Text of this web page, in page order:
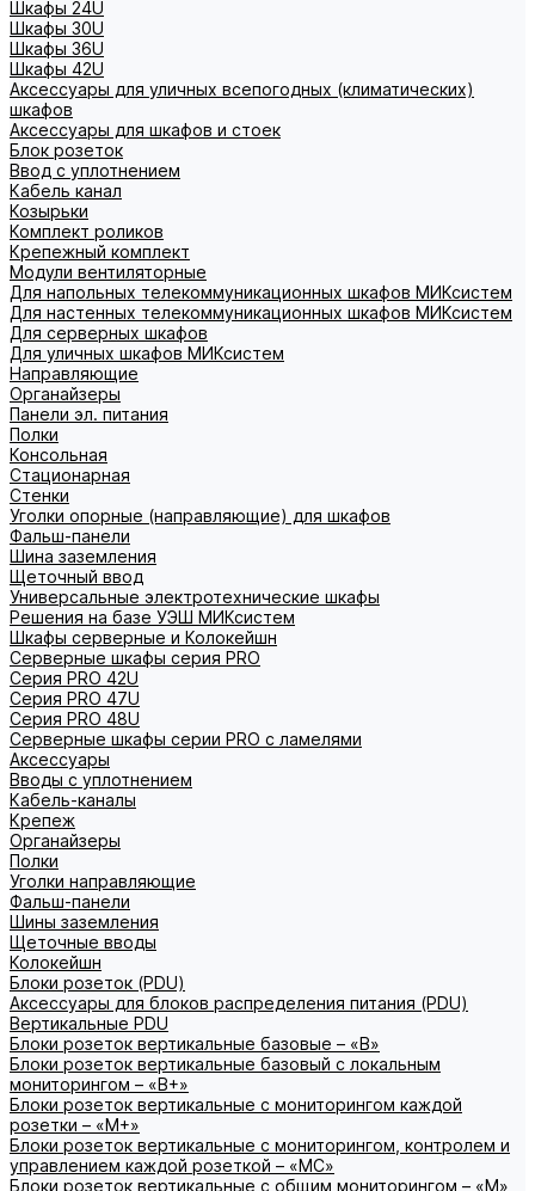
Шкафы 24U
Шкафы 30U
Шкафы 36U
Шкафы 42U
Аксессуары для уличных всепогодных (климатических)
шкафов
Аксессуары для шкафов и стоек
Блок розеток
Ввод с уплотнением
Кабель канал
Козырьки
Комплект роликов
Крепежный комплект
Модули вентиляторные
Для напольных телекоммуникационных шкафов МИКсистем
Для настенных телекоммуникационных шкафов МИКсистем
Для серверных шкафов
Для уличных шкафов МИКсистем
Направляющие
Органайзеры
Панели эл. питания
Полки
Консольная
Стационарная
Стенки
Уголки опорные (направляющие) для шкафов
Фальш-панели
Шина заземления
Щеточный ввод
Универсальные электротехнические шкафы
Решения на базе УЭШ МИКсистем
Шкафы серверные и Колокейшн
Серверные шкафы серия PRO
Серия PRO 42U
Серия PRO 47U
Серия PRO 48U
Серверные шкафы серии PRO с ламелями
Аксессуары
Вводы с уплотнением
Кабель-каналы
Крепеж
Органайзеры
Полки
Уголки направляющие
Фальш-панели
Шины заземления
Щеточные вводы
Колокейшн
Блоки розеток (PDU)
Аксессуары для блоков распределения питания (PDU)
Вертикальные PDU
Блоки розеток вертикальные базовые – «В»
Блоки розеток вертикальные базовый с локальным
мониторингом – «В+»
Блоки розеток вертикальные с мониторингом каждой
розетки – «М+»
Блоки розеток вертикальные с мониторингом, контролем и
управлением каждой розеткой – «МС»
Блоки розеток вертикальные с общим мониторингом – «М»